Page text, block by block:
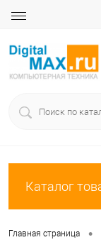
Каталог
Главная страница •